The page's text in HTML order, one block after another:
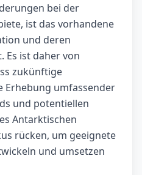
bei der
ist das vorhandene
und deren
Es ist daher von
zukünftige
Erhebung umfassender
und potentiellen
Antarktischen
rücken, um geeignete
und umsetzen